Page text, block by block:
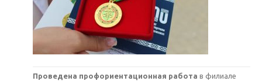
Проведена профориентационная работа в филиале